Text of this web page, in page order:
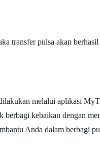
transfer pulsa akan
melalui aplikasi
kebaikan dengan
Anda dalam berbagi